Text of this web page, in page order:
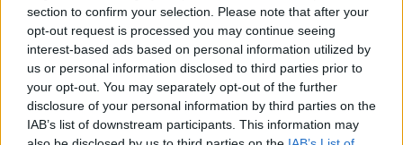
section to confirm your selection. Please note that after your
opt-out request is processed you may continue seeing
interest-based ads based on personal information utilized by
us or personal information disclosed to third parties prior to
your opt-out. You may separately opt-out of the further
disclosure of your personal information by third parties on the
IAB’s list of downstream participants. This information may
Resterend oefenprogramma Ajax: waar zijn de
duels te zien
Ajax groeit onder Míchel, maar transfermarkt
blijft cruciaal